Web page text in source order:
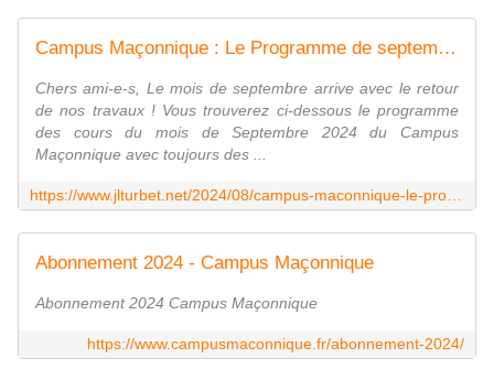
Campus Maçonnique : Le Programme de septembre 2024 - Le Blog des Spiritualités
Chers ami-e-s, Le mois de septembre arrive avec le retour
de nos travaux ! Vous trouverez ci-dessous le programme
des cours du mois de Septembre 2024 du Campus
Maçonnique avec toujours des ...
Abonnement 2024 - Campus Maçonnique
Abonnement 2024 Campus Maçonnique
https://www.campusmaconnique.fr/abonnement-2024/